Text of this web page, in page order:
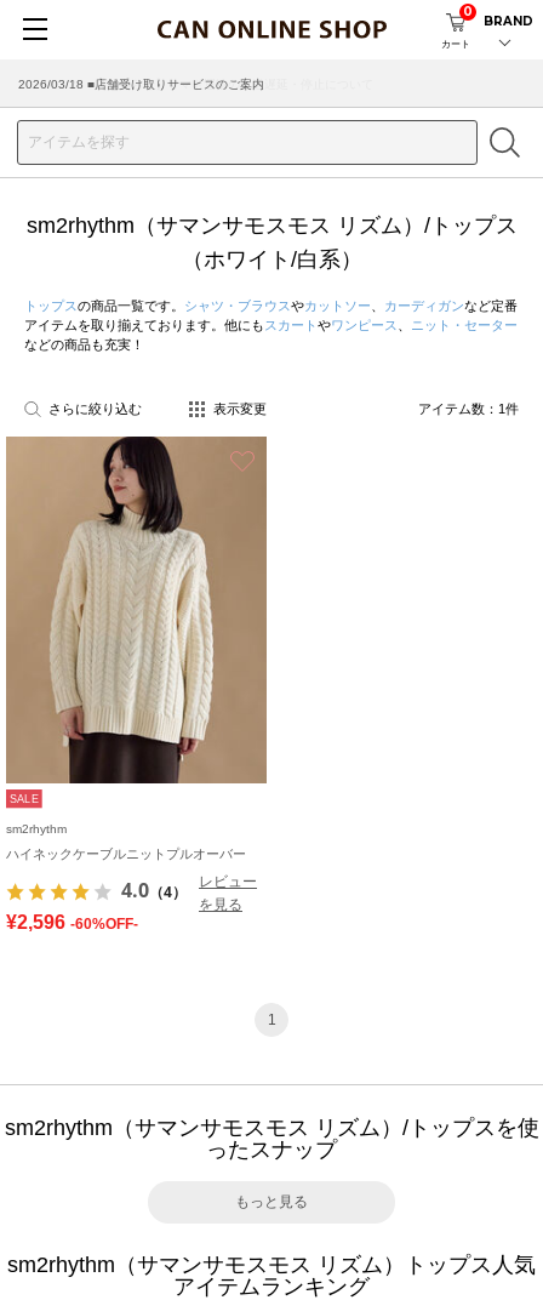
カート
0
BRAND
2026/03/18 ■店舗受け取りサービスのご案内
sm2rhythm（サマンサモスモス リズム）/トップス
（ホワイト/白系）
トップスの商品一覧です。 シャツ・ブラウスやカットソー カーディガンなど定番
アイテムを取り揃えております。他にも スカート やワンピース
ニット・セーター
などの商品も充実！
さらに絞り込む 表示変更 アイテム数： 1件
SALE
sm2rhythm
ハイネックケーブルニットプルオーバー
4.0 （4）
レビュー
を見る
¥2,596 -60%OFF-
1
sm2rhythm（サマンサモスモス リズム）/トップスを使
ったスナップ
もっと見る
sm2rhythm（サマンサモスモス リズム）トップス人気
アイテムランキング